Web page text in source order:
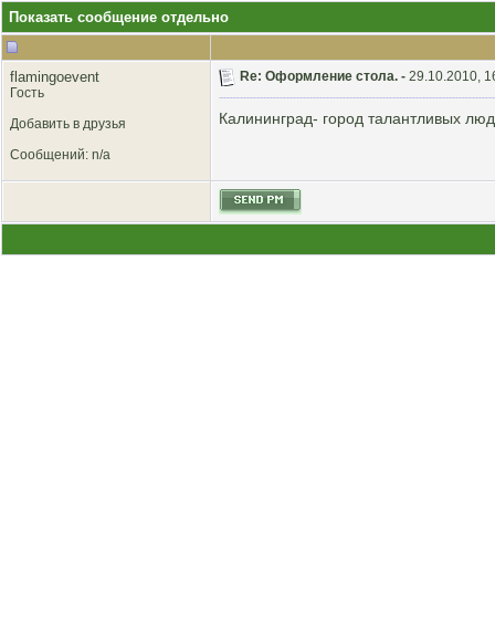
Показать сообщение отдельно
flamingoevent
Гость
Добавить в друзья
Сообщений: n/a
Re: Оформление стола. - 29.10.2010,
Калининград- город талантливых